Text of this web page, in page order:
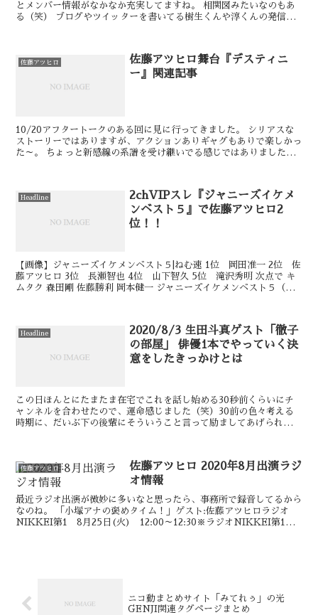
とメンバー情報がなかなか充実してますね。 相関図みたいなのもあ
る（笑） ブログやツイッターを書いてる樹生くんや淳くんの発信情
佐藤アツヒロ
佐藤アツヒロ舞台『デスティニ
ー』関連記事
10/20アフタートークのある回に見に行ってきました。 シリアスな
ストーリーではありますが、アクションありギャグもありで楽しかっ
た～。 ちょっと新感線の系譜を受け継いでる感じではありました。
Headline
2chVIPスレ『ジャニーズイケメ
ンベスト５』で佐藤アツヒロ2
位！！
【画像】ジャニーズイケメンベスト５|ねむ速 1位 岡田准一 2位 佐
藤アツヒロ 3位 長瀬智也 4位 山下智久 5位 滝沢秀明 次点で キ
ムタク 森田剛 佐藤勝利 岡本健一 ジャニーズイケメンベスト５（画
Headline
2020/8/3 生田斗真ゲスト「徹子
の部屋」 俳優1本でやっていく決
意をしたきっかけとは
この日ほんとにたまたま在宅でこれを話し始める30秒前くらいにチ
ャンネルを合わせたので、運命感じました（笑）30前の色々考える
時期に、だいぶ下の後輩にそういうこと言って励ましてあげられるの
佐藤アツヒロ
佐藤アツヒロ 2020年8月出演ラジ
オ情報
最近ラジオ出演が微妙に多いなと思ったら、事務所で録音してるから
なのね。 「小塚アナの褒めタイム！」ゲスト:佐藤アツヒロラジオ
NIKKEI第1 8月25日(火) 12:00～12:30※ラジオNIKKEI第1
ニコ動まとめサイト「みてれぅ」の光
GENJI関連タグページまとめ